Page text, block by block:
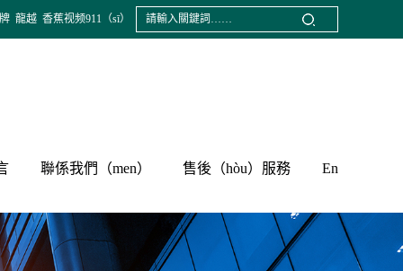
龍越 香蕉视频911（sī）
聯係我們（men）
定製產品（pǐn）
售後（hòu）服務
下載中心
En